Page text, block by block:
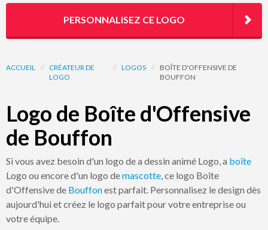
ACCUEIL // CRÉATEUR DE
LOGO
// LOGOS // BOÎTE D'OFFENSIVE DE
BOUFFON
Logo de Boîte d'Offensive
de Bouffon
Si vous avez besoin d'un logo de a dessin animé Logo, a boîte
Logo ou encore d'un logo demascotte, ce logo Boîte
d'Offensive de Bouffonest parfait. Personnalisez le design dès
aujourd'hui et créez le logo parfait pour votre entreprise ou
votre équipe.
PERSONNALISEZ CE LOGO